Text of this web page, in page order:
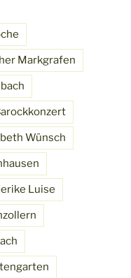
Markgrafen
Wünsch
Luise